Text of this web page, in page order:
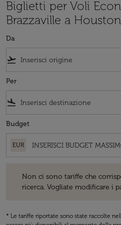
Biglietti per Voli
Brazzaville a Houston
Da
flight_takeoff
Per
flight_land
Budget
EUR
Non ci sono tariffe che
ricerca. Vogliate modificare i
* Le tariffe riportate sono state raccolte